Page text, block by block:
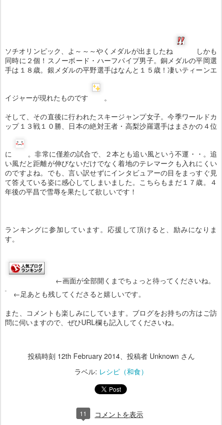
ソチオリンピック、よ～～～やくメダルが出ましたね
しかも
同時に２個！スノーボード・ハーフパイプ男子。銅メダルの平岡選
手は１８歳。銀メダルの平野選手はなんと１５歳！凄いティーンエ
イジャーが現れたものです
。
そして、その直後に行われたスキージャンプ女子。今季ワールドカ
ップ１３戦１０勝、日本の絶対王者・高梨沙羅選手はまさかの４位
に
。非常に僅差の試合で、２本とも追い風という不運・・。追
い風だと距離が伸びないだけでなく着地のテレマークも入れにくい
のですよね。でも、言い訳せずにインタビュアーの目をまっすぐ見
て答えている姿に感心してしまいました。こちらもまだ１７歳。４
年後の平昌で雪辱を果たして欲しいです！
ランキングに参加しています。応援して頂けると、励みになりま
す。
←画面が全部開くまでちょっと待ってくださいね。
←足あとも残してくださると嬉しいです。
また、コメントも楽しみにしています。ブログをお持ちの方はご訪
問に伺いますので、ぜひURL欄も記入してくださいね。
投稿時刻 12th February 2014、投稿者 Unknown さん
ラベル: レシピ（和食）
11 コメントを表示